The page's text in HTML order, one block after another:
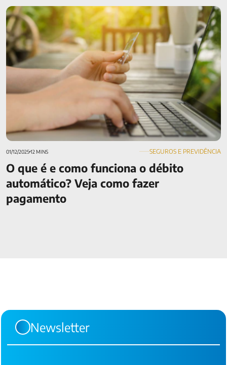
O que é e como funciona o débito automático? Veja como
fazer pagamento
01/12/202512 MINS SEGUROS E PREVIDÊNCIA
O que é e como funciona o débito
automático? Veja como fazer
pagamento
Newsletter